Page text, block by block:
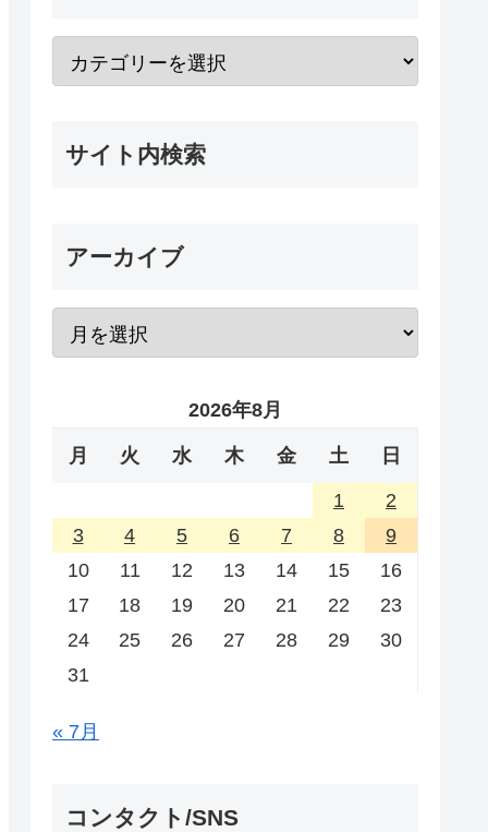
サイト内検索
アーカイブ
2026年8月
月 火 水 木 金 土 日
1
2
3
4 5 6 7 8
9
10
11 12 13 14 15
16
17
18 19 20 21 22
23
24
25 26 27 28 29
30
31
« 7月
コンタクト/SNS